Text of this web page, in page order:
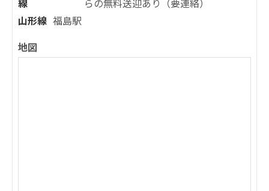
線
らの無料送迎あり（要連絡）
山形線 福島駅
地図